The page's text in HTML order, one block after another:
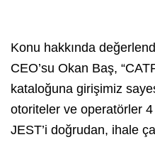
Konu hakkında
CEO’su Okan Baş,
kataloğuna girişimiz
otoriteler ve operatörler
JEST’i doğrudan, ihale